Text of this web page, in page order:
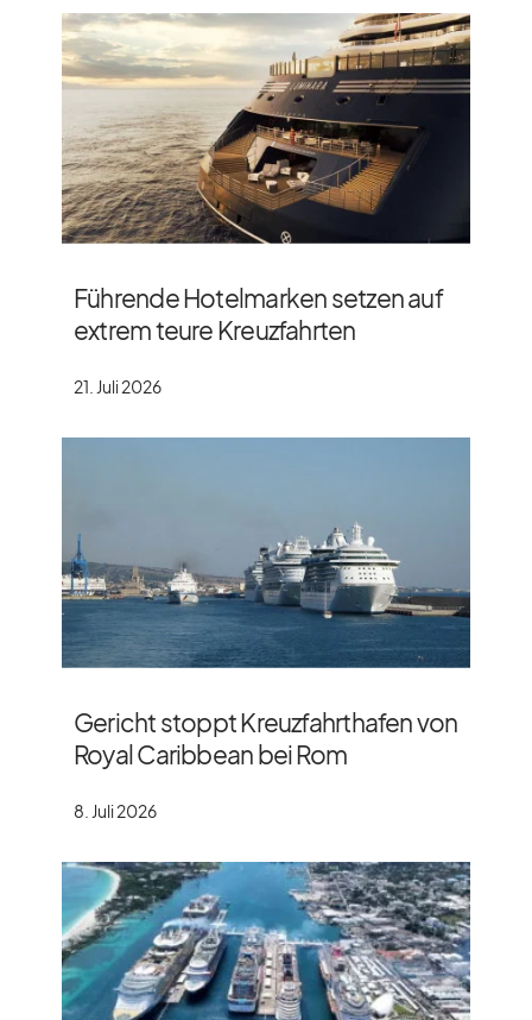
Führende Hotelmarken setzen auf
extrem teure Kreuzfahrten
21. Juli 2026
Gericht stoppt Kreuzfahrthafen von
Royal Caribbean bei Rom
8. Juli 2026